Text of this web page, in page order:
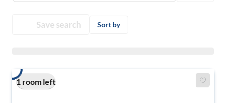
Save search Sort by
1 room left